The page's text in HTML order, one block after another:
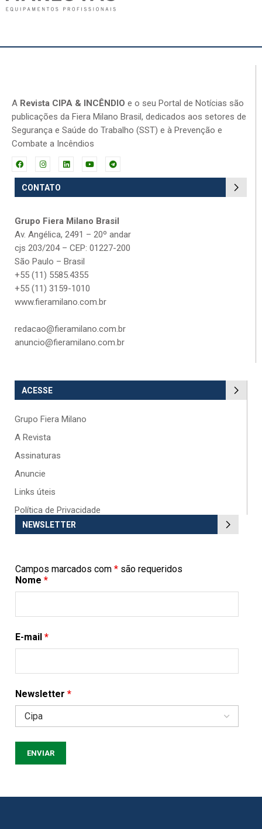
A Revista CIPA & INCÊNDIO e o seu Portal de Notícias são
publicações da Fiera Milano Brasil, dedicados aos setores de
Segurança e Saúde do Trabalho (SST) e à Prevenção e
Combate a Incêndios
CONTATO
Grupo Fiera Milano Brasil
Av. Angélica, 2491 – 20º andar
cjs 203/204 – CEP: 01227-200
São Paulo – Brasil
+55 (11) 5585.4355
+55 (11) 3159-1010
www.fieramilano.com.br
redacao@fieramilano.com.br
anuncio@fieramilano.com.br
ACESSE
Grupo Fiera Milano
A Revista
Assinaturas
Anuncie
Links úteis
Política de Privacidade
NEWSLETTER
Campos marcados com * são requeridos
Nome *
E-mail *
Newsletter *